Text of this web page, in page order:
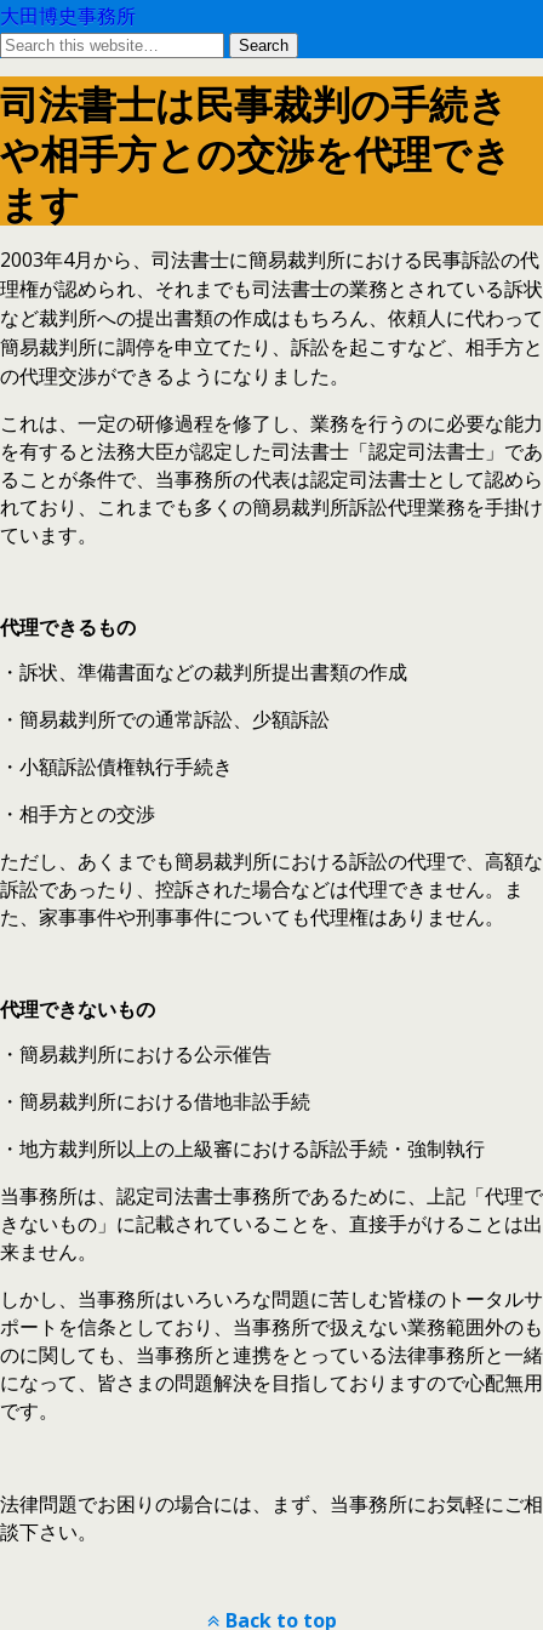
大田博史事務所
司法書士は民事裁判の手続き
や相手方との交渉を代理でき
ます
2003年4月から、司法書士に簡易裁判所における民事訴訟の代
理権が認められ、それまでも司法書士の業務とされている訴状
など裁判所への提出書類の作成はもちろん、依頼人に代わって
簡易裁判所に調停を申立てたり、訴訟を起こすなど、相手方と
の代理交渉ができるようになりました。
これは、一定の研修過程を修了し、業務を行うのに必要な能力
を有すると法務大臣が認定した司法書士「認定司法書士」であ
ることが条件で、当事務所の代表は認定司法書士として認めら
れており、これまでも多くの簡易裁判所訴訟代理業務を手掛け
ています。
代理できるもの
・訴状、準備書面などの裁判所提出書類の作成
・簡易裁判所での通常訴訟、少額訴訟
・小額訴訟債権執行手続き
・相手方との交渉
ただし、あくまでも簡易裁判所における訴訟の代理で、高額な
訴訟であったり、控訴された場合などは代理できません。ま
た、家事事件や刑事事件についても代理権はありません。
代理できないもの
・簡易裁判所における公示催告
・簡易裁判所における借地非訟手続
・地方裁判所以上の上級審における訴訟手続・強制執行
当事務所は、認定司法書士事務所であるために、上記「代理で
きないもの」に記載されていることを、直接手がけることは出
来ません。
しかし、当事務所はいろいろな問題に苦しむ皆様のトータルサ
ポートを信条としており、当事務所で扱えない業務範囲外のも
のに関しても、当事務所と連携をとっている法律事務所と一緒
になって、皆さまの問題解決を目指しておりますので心配無用
です。
法律問題でお困りの場合には、まず、当事務所にお気軽にご相
談下さい。
Back to top